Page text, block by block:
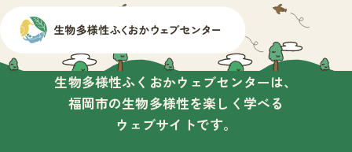
生物多様性ふくおかウェブセンターは、
福岡市の生物多様性を楽しく学べる
ウェブサイトです。